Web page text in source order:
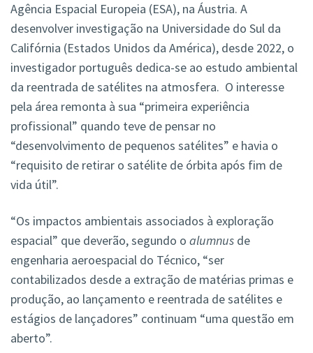
Agência Espacial Europeia (ESA), na Áustria. A
desenvolver investigação na Universidade do Sul da
Califórnia (Estados Unidos da América), desde 2022, o
investigador português dedica-se ao estudo ambiental
da reentrada de satélites na atmosfera. O interesse
pela área remonta à sua “primeira experiência
profissional” quando teve de pensar no
“desenvolvimento de pequenos satélites” e havia o
“requisito de retirar o satélite de órbita após fim de
vida útil”.
“Os impactos ambientais associados à exploração
espacial” que deverão, segundo o alumnus de
engenharia aeroespacial do Técnico, “ser
contabilizados desde a extração de matérias primas e
produção, ao lançamento e reentrada de satélites e
estágios de lançadores” continuam “uma questão em
aberto”.